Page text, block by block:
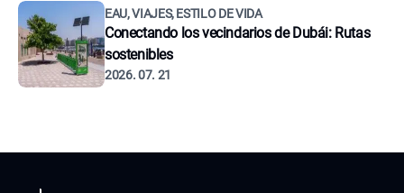
EAU, VIAJES, ESTILO DE VIDA
Conectando los vecindarios de Dubái: Rutas
sostenibles
2026. 07. 21